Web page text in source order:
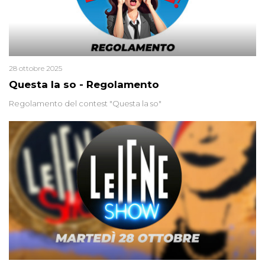
Questa la so - Regolamento
28 ottobre 2025
Regolamento del contest "Questa la so"